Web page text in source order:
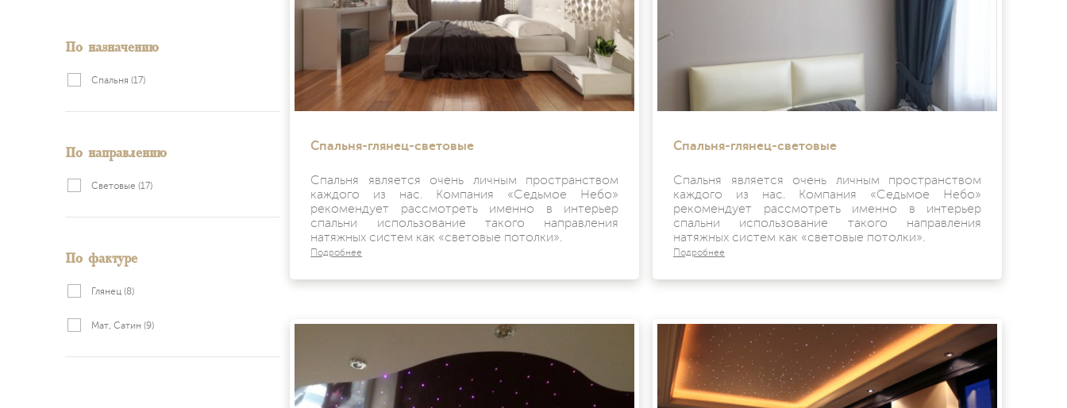
По назначению
Спальня (17)
По направлению
Световые (17)
По фактуре
Глянец (8)
Мат, Сатин (9)
Спальня-глянец-световые
Спальня является очень личным пространством
каждого из нас. Компания «Седьмое Небо»
рекомендует рассмотреть именно в интерьер
спальни использование такого направления
натяжных систем как «световые потолки».
Подробнее
Спальня-глянец-световые
Спальня является очень личным пространством
каждого из нас. Компания «Седьмое Небо»
рекомендует рассмотреть именно в интерьер
спальни использование такого направления
натяжных систем как «световые потолки».
Подробнее